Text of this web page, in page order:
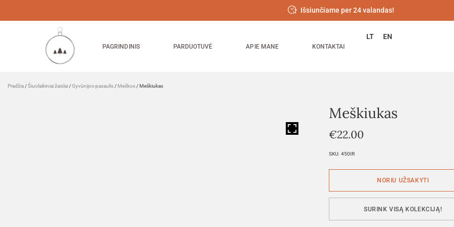
Išsiunčiame per 24 valandas!
PAGRINDINIS PARDUOTUVĖ APIE MANE KONTAKTAI
LT EN
Pradžia /Šiuolaikiniai žaislai /Gyvūnijos pasaulis / Meškos / Meškiukas
Meškiukas
€22.00
SKU: 450IR
SURINK VISĄ KOLEKCIJĄ!